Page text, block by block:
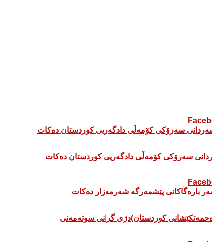
سەرۆکی کۆمەڵی دادگەریی کوردستان دەکات
کوردستان)دژی گرانی سوتەمەنی